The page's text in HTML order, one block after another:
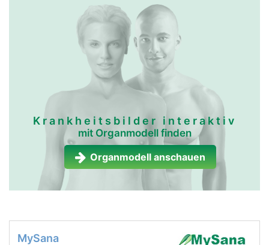
Krankheitsbilder interaktiv
mit Organmodell finden
Organmodell anschauen
MySana